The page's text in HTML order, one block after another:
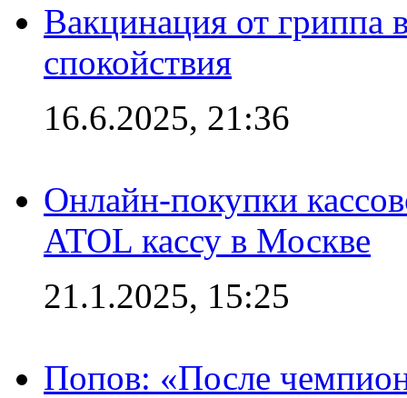
Вакцинация от гриппа
спокойствия
16.6.2025, 21:36
Онлайн-покупки
ATOL кассу в Москве
21.1.2025, 15:25
Попов: «После